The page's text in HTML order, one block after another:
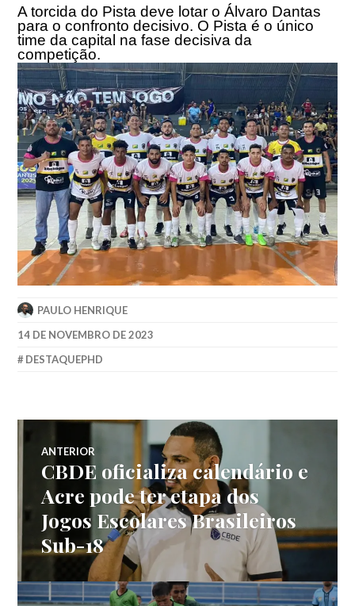
A torcida do Pista deve lotar o Álvaro Dantas
para o confronto decisivo. O Pista é o único
time da capital na fase decisiva da
competição.
PAULO HENRIQUE
14 DE NOVEMBRO DE 2023
DESTAQUEPHD
ANTERIOR
CBDE oficializa calendário e
Acre pode ter etapa dos
Jogos Escolares Brasileiros
Sub-18